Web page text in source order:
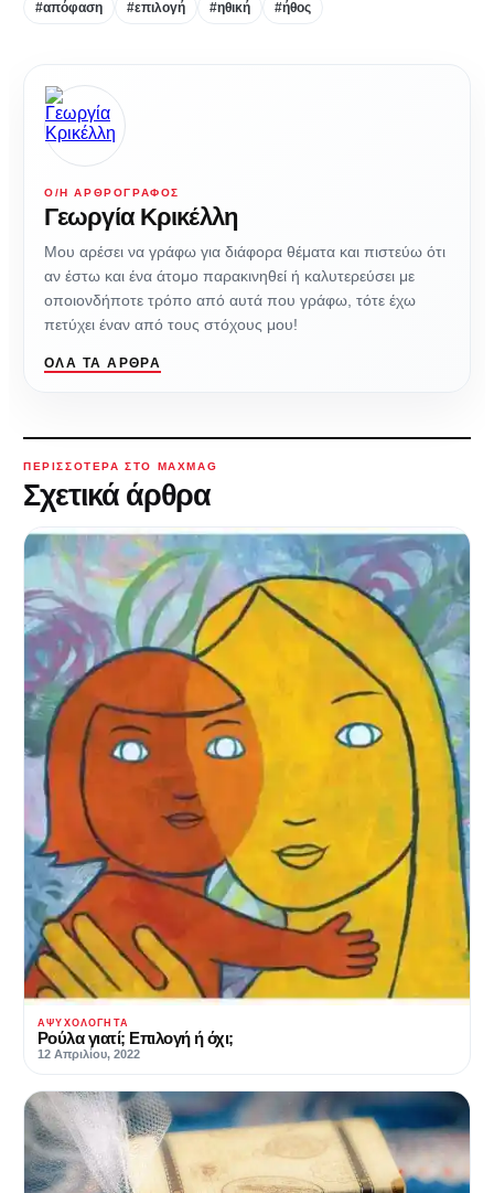
#απόφαση #επιλογή #ηθική #ήθος
Ο/Η ΑΡΘΡΟΓΡΆΦΟΣ
Γεωργία Κρικέλλη
Μου αρέσει να γράφω για διάφορα θέματα και πιστεύω ότι
αν έστω και ένα άτομο παρακινηθεί ή καλυτερεύσει με
οποιονδήποτε τρόπο από αυτά που γράφω, τότε έχω
πετύχει έναν από τους στόχους μου!
ΌΛΑ ΤΑ ΆΡΘΡΑ
ΠΕΡΙΣΣΌΤΕΡΑ ΣΤΟ MAXMAG
Σχετικά άρθρα
ΑΨΥΧΟΛΌΓΗΤΑ
Ρούλα γιατί; Επιλογή ή όχι;
12 Απριλίου, 2022